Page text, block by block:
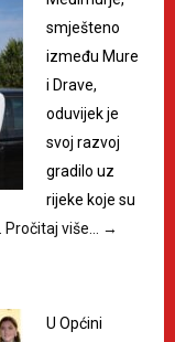
smješteno
između Mure
i Drave,
oduvijek je
svoj razvoj
gradilo uz
rijeke koje su
Pročitaj više… →
U Općini